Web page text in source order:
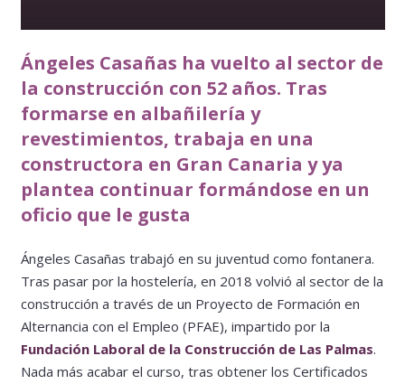
Ángeles Casañas ha vuelto al sector de
la construcción con 52 años. Tras
formarse en albañilería y
revestimientos, trabaja en una
constructora en Gran Canaria y ya
plantea continuar formándose en un
oficio que le gusta
Ángeles Casañas trabajó en su juventud como fontanera.
Tras pasar por la hostelería, en 2018 volvió al sector de la
construcción a través de un Proyecto de Formación en
Alternancia con el Empleo (PFAE), impartido por la
Fundación Laboral de la Construcción de Las Palmas.
Nada más acabar el curso, tras obtener los Certificados